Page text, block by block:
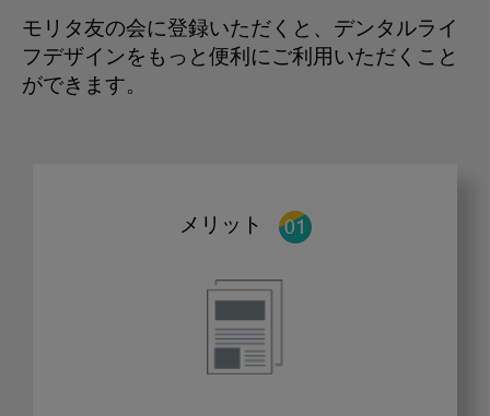
モリタ友の会に登録いただくと、デンタルライ
フデザインをもっと便利にご利用いただくこと
ができます。
メリット